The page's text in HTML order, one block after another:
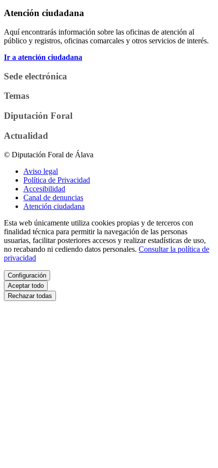
Atención ciudadana
Aquí encontrarás información sobre las oficinas de atención al
público y registros, oficinas comarcales y otros servicios de interés.
Ir a atención ciudadana
Sede electrónica
Temas
Diputación Foral
Actualidad
© Diputación Foral de Álava
Aviso legal
Política de Privacidad
Accesibilidad
Canal de denuncias
Atención ciudadana
Esta web únicamente utiliza cookies propias y de terceros con
finalidad técnica para permitir la navegación de las personas
usuarias, facilitar posteriores accesos y realizar estadísticas de uso,
no recabando ni cediendo datos personales. Consultar la política de
privacidad
Configuración
Aceptar todo
Rechazar todas